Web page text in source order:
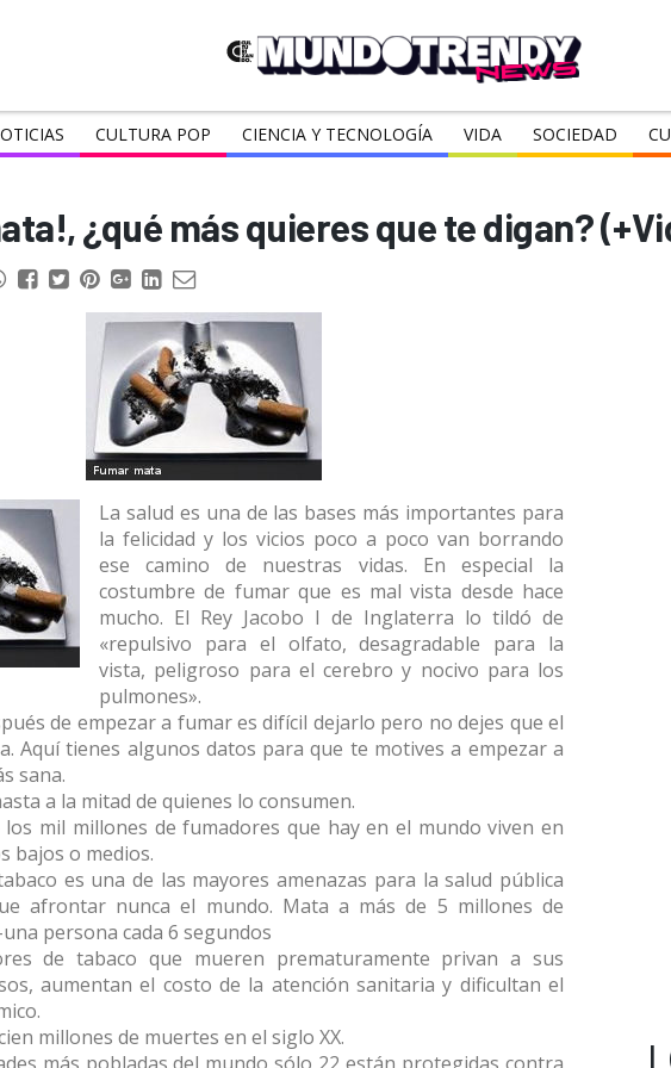
CULTURA POP CIENCIA Y TECNOLOGÍA VIDA SOCIEDAD
¿qué más quieres que te digan?
La salud es una de las bases más importantes para
la felicidad y los vicios poco a poco van borrando
ese camino de nuestras vidas. En especial la
costumbre de fumar que es mal vista desde hace
mucho. El Rey Jacobo I de Inglaterra lo tildó de
«repulsivo para el olfato, desagradable para la
vista, peligroso para el cerebro y nocivo para los
pulmones».
de empezar a fumar es difícil dejarlo pero no dejes que el
Aquí tienes algunos datos para que te motives a empezar a
sana.
a la mitad de quienes lo consumen.
los mil millones de fumadores que hay en el mundo viven en
bajos o medios.
es una de las mayores amenazas para la salud pública
afrontar nunca el mundo. Mata a más de 5 millones de
persona cada 6 segundos
de tabaco que mueren prematuramente privan a sus
aumentan el costo de la atención sanitaria y dificultan el
millones de muertes en el siglo XX.